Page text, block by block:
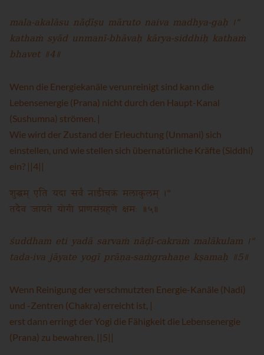
mala-akalāsu nāḍīṣu māruto naiva madhya-gaḥ ।"
kathaṁ syād unmanī-bhāvaḥ kārya-siddhiḥ kathaṁ
bhavet ॥4॥
Wenn die Energiekanäle verunreinigt sind kann die
Lebensenergie (Prana) nicht durch den Haupt-Kanal
(Sushumna) strömen. |
Wie wird der Zustand der Erleuchtung (Unmani) sich
einstellen, und wie stellen sich übernatürliche Kräfte (Siddhi)
ein? ||4||
शुद्धम् एति यदा सर्वं नाडीचक्रं मलाकुलम् ।"
तदैव जायते योगी प्राणसंग्रहणे क्षमः ॥५॥
śuddham eti yadā sarvaṁ nāḍī-cakraṁ malākulam ।"
tada-iva jāyate yogī prāṇa-saṁgrahaṇe kṣamaḥ ॥5॥
Wenn Reinigung der verschmutzten Energie-Kanäle (Nadi)
und -Zentren (Chakra) erreicht ist, |
erst dann erringt der Yogi die Fähigkeit die Lebensenergie
(Prana) zu bewahren. ||5||